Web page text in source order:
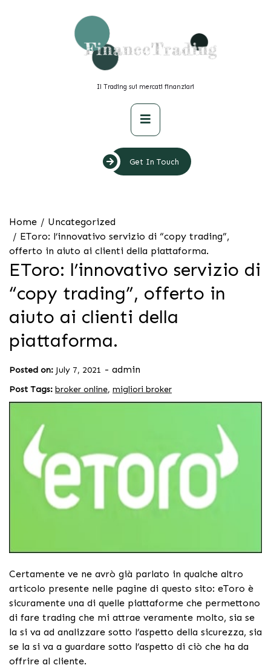
Il Trading sui mercati finanziari
Primary
Menu
Get In Touch
Home
Uncategorized
EToro: l’innovativo servizio di “copy trading”,
offerto in aiuto ai clienti della piattaforma.
EToro: l’innovativo servizio di
“copy trading”, offerto in
aiuto ai clienti della
piattaforma.
Posted on: July 7, 2021 - admin
Post Tags: broker online, migliori broker
Certamente ve ne avrò già parlato in qualche altro
articolo presente nelle pagine di questo sito: eToro è
sicuramente una di quelle piattaforme che permettono
di fare trading che mi attrae veramente molto, sia se
la si va ad analizzare sotto l’aspetto della sicurezza, sia
se la si va a guardare sotto l’aspetto di ciò che ha da
offrire al cliente.